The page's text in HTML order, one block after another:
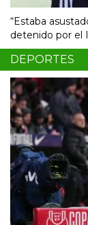
“Estaba
detenido por el
DEPORTES